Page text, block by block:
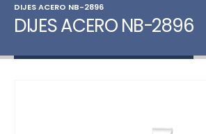
DIJES ACERO NB-2896
DIJES ACERO NB-2896